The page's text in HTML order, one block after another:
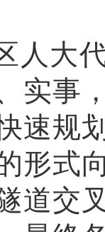
人大
实事
速规
形式
道交